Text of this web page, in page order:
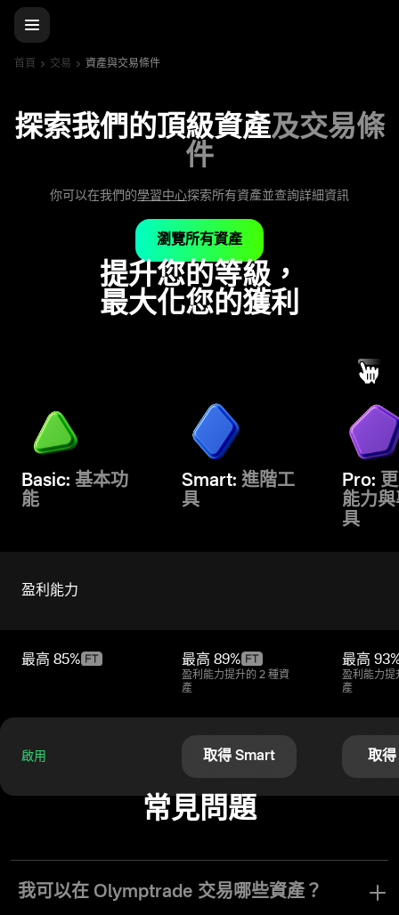
首頁 交易 資產與交易條件
探索我們的頂級資產及交易條
件
你可以在我們的學習中心探索所有資產並查詢詳細資訊
瀏覽所有資產
提升您的等級，
最大化您的獲利
Basic: 基本功
能
Smart: 進階工
具
Pro:
能力
具
盈利能力
最高 85% 最高 89%
盈利能力提升的 2 種資
產
最高
盈利能力提
產
啟用 取得 Smart 取
常見問題
我可以在 Olymptrade 交易哪些資產？